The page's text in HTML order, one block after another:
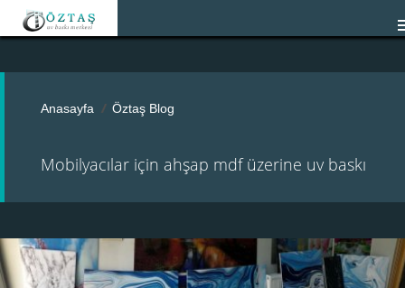
Mobilyacılar için ahşap mdf üzerine uv baskı
Anasayfa Öztaş Blog